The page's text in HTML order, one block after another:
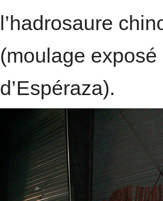
l’hadrosaure
(moulage
d’Espéraza).